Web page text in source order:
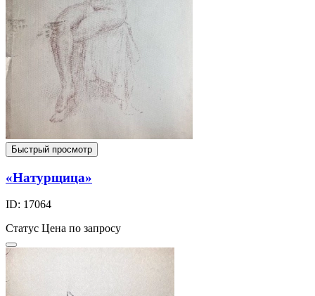
Быстрый просмотр
«Натурщица»
ID: 17064
Статус Цена по запросу